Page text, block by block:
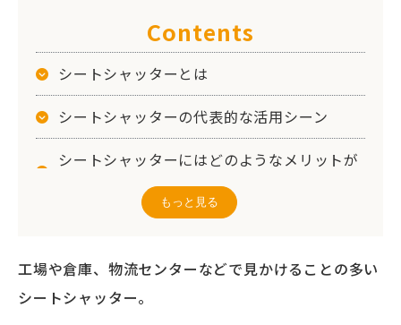
Contents
シートシャッターとは
シートシャッターの代表的な活用シーン
シートシャッターにはどのようなメリットが
シートシャッターの導入相場
シートシャッターが故障した場合は？
もっと見る
工場や倉庫、物流センターなどで見かけることの多い
シートシャッター。